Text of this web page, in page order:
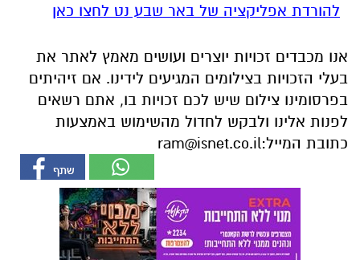
להורדת אפליקציה של באר שבע נט לחצו כאן
אנו מכבדים זכויות יוצרים ועושים מאמץ לאתר את
בעלי הזכויות בצילומים המגיעים לידינו. אם זיהיתים
בפרסומינו צילום שיש לכם זכויות בו, אתם רשאים
לפנות אלינו ולבקש לחדול מהשימוש באמצעות
כתובת המייל:ram@isnet.co.il